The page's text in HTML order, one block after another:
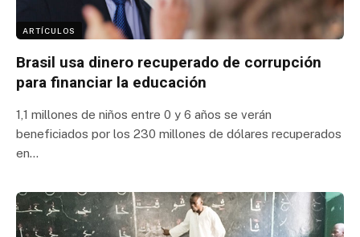
ARTÍCULOS
Brasil usa dinero recuperado de corrupción
para financiar la educación
1,1 millones de niños entre 0 y 6 años se verán
beneficiados por los 230 millones de dólares recuperados
en…